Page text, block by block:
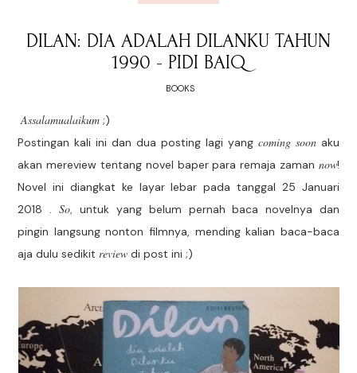
DILAN: DIA ADALAH DILANKU TAHUN
1990 - PIDI BAIQ
BOOKS
Assalamualaikum ;)
Postingan kali ini dan dua posting lagi yang coming soonaku
akan mereview tentang novel baper para remaja zaman now!
Novel ini diangkat ke layar lebar pada tanggal 25 Januari
2018 . So,untuk yang belum pernah baca novelnya dan
pingin langsung nonton filmnya, mending kalian baca-baca
aja dulu sedikitreviewdi post ini ;)